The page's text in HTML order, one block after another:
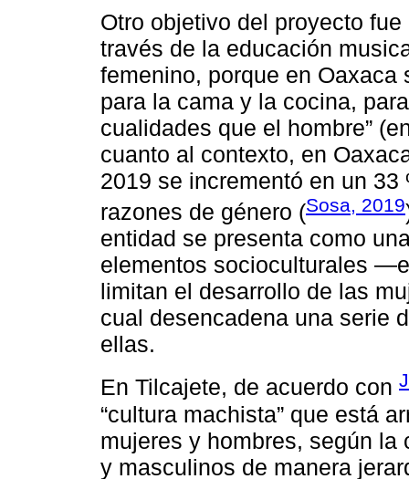
Otro objetivo del proyecto
través de la educación
femenino, porque en
para la cama y la cocina,
cualidades que el hombre”
cuanto al contexto, en
2019 se incrementó en un
razones de género (Sosa, 2019
entidad se presenta como
elementos socioculturales
limitan el desarrollo de las
cual desencadena una serie
ellas.
En Tilcajete, de acuerdo con
“cultura machista” que está
mujeres y hombres, según
y masculinos de manera